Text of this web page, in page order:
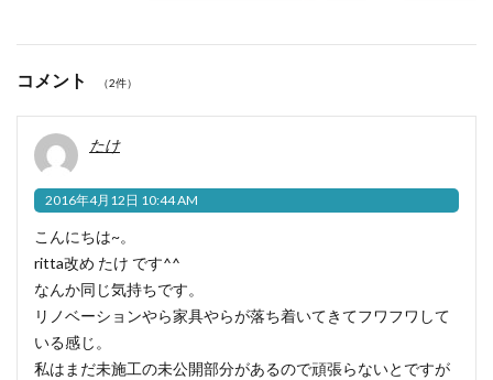
コメント （2件）
たけ
2016年4月12日 10:44 AM
こんにちは~。
ritta改め たけ です^^
なんか同じ気持ちです。
リノベーションやら家具やらが落ち着いてきてフワフワして
いる感じ。
私はまだ未施工の未公開部分があるので頑張らないとですが